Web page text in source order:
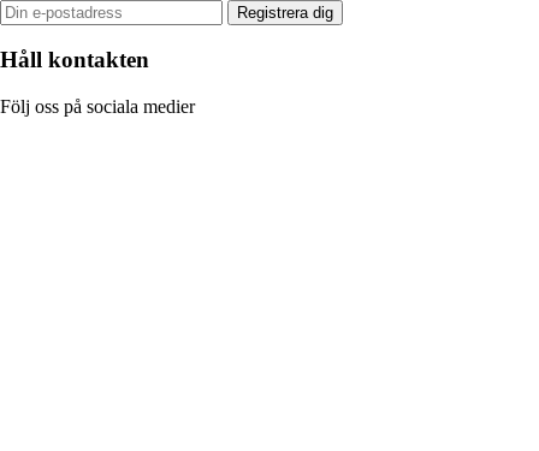
Registrera dig
Håll kontakten
Följ oss på sociala medier